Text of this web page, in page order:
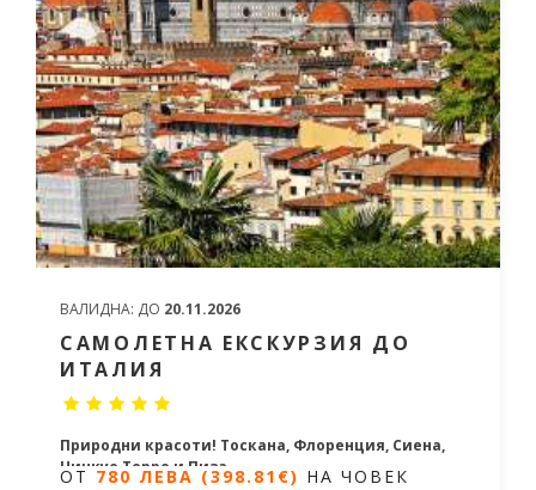
ВАЛИДНА: ДО 20.11.2026
САМОЛЕТНА ЕКСКУРЗИЯ ДО
ИТАЛИЯ
Природни красоти! Тоскана, Флоренция, Сиена,
Чинкуе Терре и Пиза
ОТ 780 ЛЕВА (398.81€) НА ЧОВЕК